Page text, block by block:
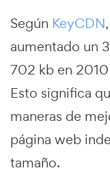
Según KeyCDN
aumentado un
702 kb en
Esto significa
maneras de
página web
tamaño.